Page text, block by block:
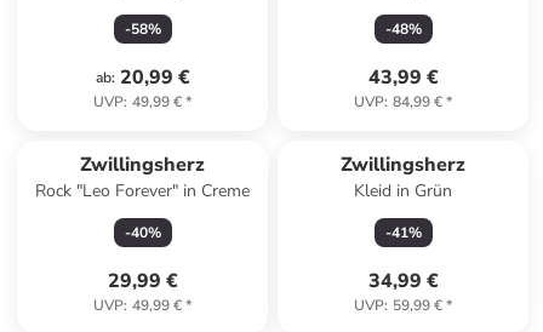
-58%
ab: 20,99 €
UVP: 49,99 €*
-48%
43,99 €
UVP: 84,99 €*
Zwillingsherz
Rock "Leo Forever" in Creme
-40%
29,99 €
UVP: 49,99 €*
Zwillingsherz
Kleid in Grün
-41%
34,99 €
UVP: 59,99 €*